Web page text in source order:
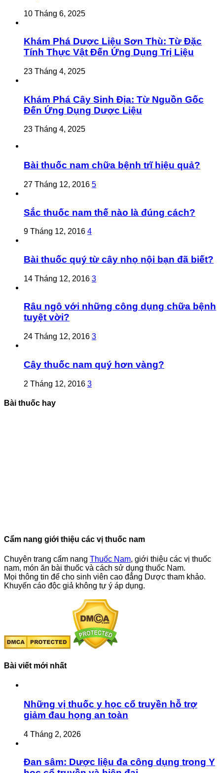
10 Tháng 6, 2025
Khám Phá Dược Liệu Sơn Thù: Từ Đặc
Tính Thực Vật Đến Ứng Dụng Trị Liệu
23 Tháng 4, 2025
Khám Phá Cây Sinh Địa: Từ Nguồn Gốc
Đến Ứng Dụng Dược Liệu
23 Tháng 4, 2025
Bài thuốc nam chữa bệnh trĩ hiệu quả?
27 Tháng 12, 2016 5
Sắc thuốc nam thế nào là đúng cách?
9 Tháng 12, 2016 4
Bài thuốc quý từ cây nhọ nội bạn đã biết?
14 Tháng 12, 2016 3
Râu ngô với những công dụng chữa bệnh
tuyệt vời?
24 Tháng 12, 2016 3
Cây thuốc nam quý hơn vàng?
2 Tháng 12, 2016 3
Bài thuốc hay
Cẩm nang giới thiệu các vị thuốc nam
Chuyên trang cẩm nang Thuốc Nam, giới thiệu các vị thuốc
nam, món ăn bài thuốc và cách sử dụng thuốc Nam.
Mọi thông tin để cho sinh viên cao đẳng Dược tham khảo.
Khuyến cáo độc giả không tự ý áp dụng.
Bài viết mới nhất
Những vị thuốc y học cổ truyền hỗ trợ
giảm đau họng an toàn
4 Tháng 2, 2026
Đan sâm: Dược liệu đa công dụng trong Y